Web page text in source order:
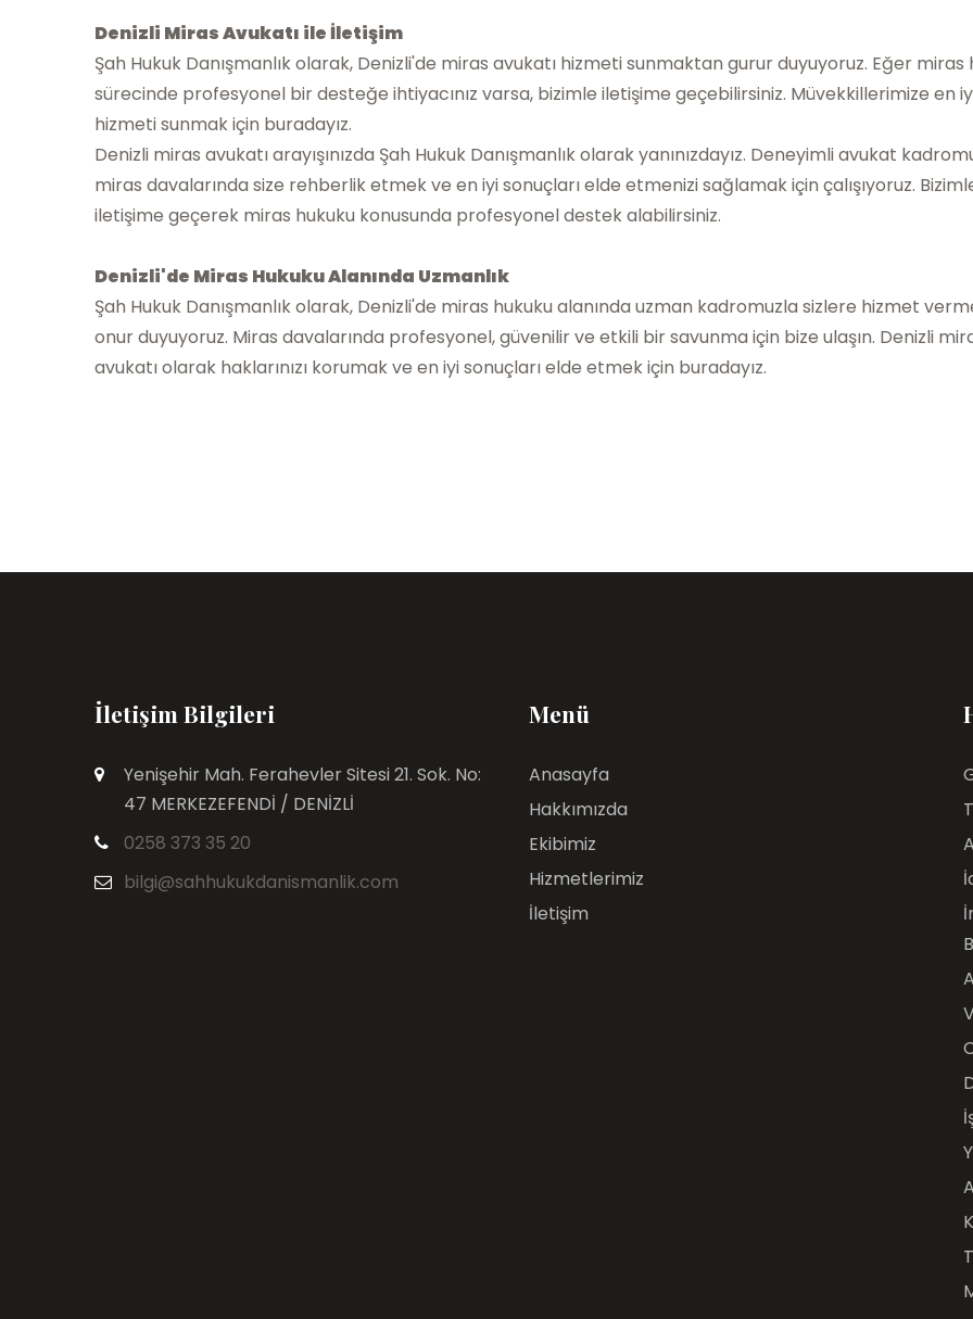
Denizli Miras Avukatı ile İletişim
Şah Hukuk Danışmanlık olarak, Denizli'de miras avukatı hizmeti sunmaktan gurur duyuyoruz. Eğer miras
sürecinde profesyonel bir desteğe ihtiyacınız varsa, bizimle iletişime geçebilirsiniz. Müvekkillerimize en
hizmeti sunmak için buradayız.
Denizli miras avukatı arayışınızda Şah Hukuk Danışmanlık olarak yanınızdayız. Deneyimli avukat
miras davalarında size rehberlik etmek ve en iyi sonuçları elde etmenizi sağlamak için çalışıyoruz.
iletişime geçerek miras hukuku konusunda profesyonel destek alabilirsiniz.
Denizli'de Miras Hukuku Alanında Uzmanlık
Şah Hukuk Danışmanlık olarak, Denizli'de miras hukuku alanında uzman kadromuzla sizlere hizmet
onur duyuyoruz. Miras davalarında profesyonel, güvenilir ve etkili bir savunma için bize ulaşın. Denizli
avukatı olarak haklarınızı korumak ve en iyi sonuçları elde etmek için buradayız.
İletişim Bilgileri
Yenişehir Mah. Ferahevler Sitesi 21. Sok. No:
47 MERKEZEFENDİ / DENİZLİ
0258 373 35 20
bilgi@sahhukukdanismanlik.com
Menü
Anasayfa
Hakkımızda
Ekibimiz
Hizmetlerimiz
İletişim